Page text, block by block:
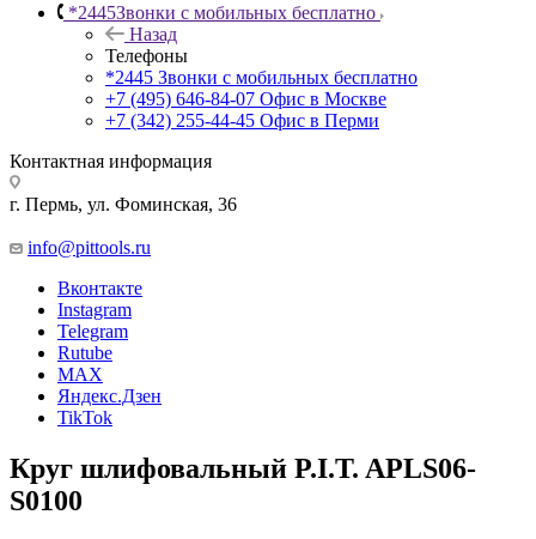
*2445Звонки с мобильных бесплатно
Назад
Телефоны
*2445 Звонки с мобильных бесплатно
+7 (495) 646-84-07 Офис в Москве
+7 (342) 255-44-45 Офис в Перми
Контактная информация
г. Пермь, ул. Фоминская, 36
info@pittools.ru
Вконтакте
Instagram
Telegram
Rutube
MAX
Яндекс.Дзен
TikTok
Круг шлифовальный P.I.T. APLS06-
S0100